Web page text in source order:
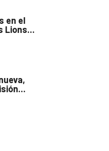
en el
Lions...